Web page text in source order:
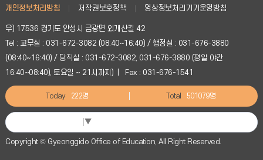
개인정보처리방침 저작권보호정책 영상정보처리기기운영방침
우) 17536 경기도 안성시 금광면 외개산길 42
Tel : 교무실 : 031-672-3082 (08:40~16:40) / 행정실 : 031-676-3880
(08:40~16:40) / 당직실 : 031-672-3082, 031-676-3880 (평일 야간
16:40~08:40), 토요일 ~ 21시까지) | Fax : 031-676-1541
Today 222명 Total 501079명
▼
Copyright © Gyeonggido Office of Education, All Right Reserved.